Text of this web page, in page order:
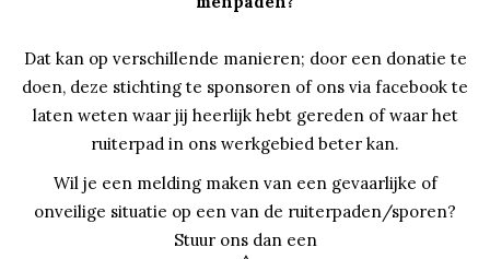
Dat kan op verschillende manieren; door een donatie te
doen, deze stichting te sponsoren of ons via facebook te
laten weten waar jij heerlijk hebt gereden of waar het
ruiterpad in ons werkgebied beter kan.
Wil je een melding maken van een gevaarlijke of
onveilige situatie op een van de ruiterpaden/sporen?
Stuur ons dan een